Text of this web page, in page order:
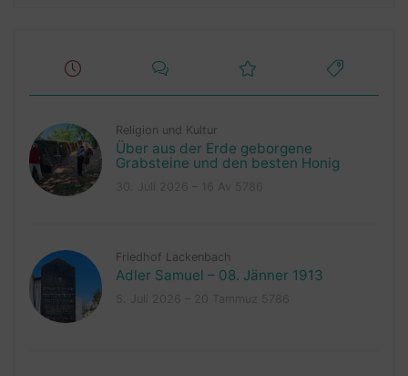
Religion und Kultur
Über aus der Erde geborgene
Grabsteine und den besten Honig
Friedhof Lackenbach
Adler Samuel – 08. Jänner 1913